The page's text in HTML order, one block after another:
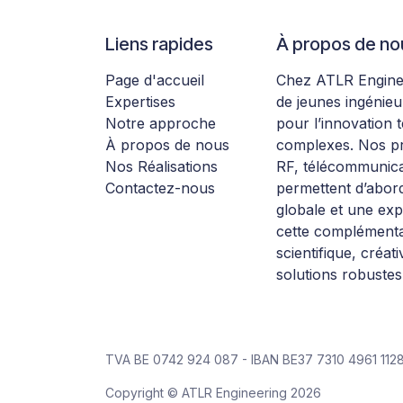
Liens rapides
Page d'accueil
Expertises
Notre approche
À propos de nous
Nos Réalisations
Contactez-nous
À propos de
Chez ATLR
de jeunes
pour l’innovation
complexes. Nos
RF,
permettent
globale et une
cette
scientifique,
solutions
TVA BE 0742 924 087 - IBAN BE37 7310 4961
Copyright © ATLR Engineering 2026